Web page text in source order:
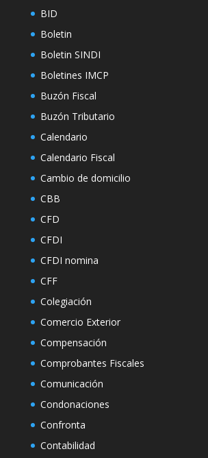
BID
Boletin
Boletin SINDI
Boletines IMCP
Buzón Fiscal
Buzón Tributario
Calendario
Calendario Fiscal
Cambio de domicilio
CBB
CFD
CFDI
CFDI nomina
CFF
Colegiación
Comercio Exterior
Compensación
Comprobantes Fiscales
Comunicación
Condonaciones
Confronta
Contabilidad